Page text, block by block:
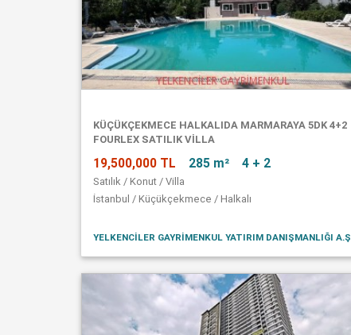
KÜÇÜKÇEKMECE HALKALIDA MARMARAYA 5DK 4+2
FOURLEX SATILIK VİLLA
19,500,000 TL 285 m² 4 + 2
Satılık / Konut / Villa
İstanbul / Küçükçekmece / Halkalı
YELKENCİLER GAYRİMENKUL YATIRIM DANIŞMANLIĞI A.Ş